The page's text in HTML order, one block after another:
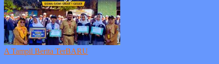
A Tampil Berita TerBARU